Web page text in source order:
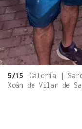
5/15
Galería |
Xoán de Vilar de